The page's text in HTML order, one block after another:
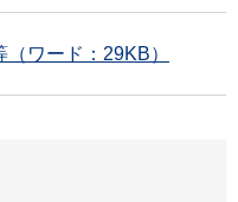
（ワード：29KB）